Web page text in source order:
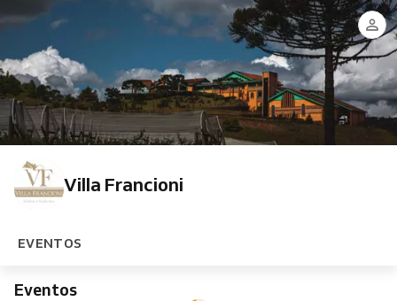
Villa Francioni
EVENTOS
Eventos